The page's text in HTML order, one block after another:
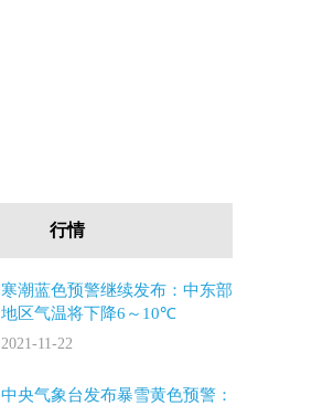
行情
寒潮蓝色预警继续发布：中东部
地区气温将下降6～10℃
2021-11-22
中央气象台发布暴雪黄色预警：